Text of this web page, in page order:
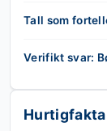
Tall som
Verifikt svar:
Hurtigfakta